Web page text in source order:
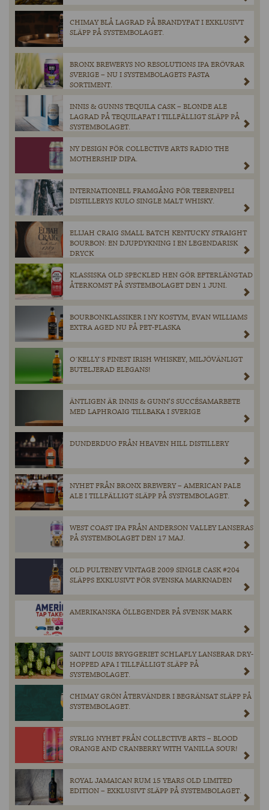
CHIMAY BLÅ LAGRAD PÅ BRANDYFAT I EXKLUSIVT
SLÄPP PÅ SYSTEMBOLAGET.
BRONX BREWERYS NO RESOLUTIONS IPA ERÖVRAR
SVERIGE – NU I SYSTEMBOLAGETS FASTA
SORTIMENT.
INNIS & GUNNS TEQUILA CASK – BLONDE ALE
LAGRAD PÅ TEQUILAFAT I TILLFÄLLIGT SLÄPP PÅ
SYSTEMBOLAGET.
NY DESIGN FÖR COLLECTIVE ARTS RADIO THE
MOTHERSHIP DIPA.
INTERNATIONELL FRAMGÅNG FÖR TEERENPELI
DISTILLERYS KULO SINGLE MALT WHISKY.
ELIJAH CRAIG SMALL BATCH KENTUCKY STRAIGHT
BOURBON: EN DJUPDYKNING I EN LEGENDARISK
DRYCK
KLASSISKA OLD SPECKLED HEN GÖR EFTERLÄNGTAD
ÅTERKOMST PÅ SYSTEMBOLAGET DEN 1 JUNI.
BOURBONKLASSIKER I NY KOSTYM, EVAN WILLIAMS
EXTRA AGED NU PÅ PET-FLASKA
O´KELLY´S FINEST IRISH WHISKEY, MILJÖVÄNLIGT
BUTELJERAD ELEGANS!
ÄNTLIGEN ÄR INNIS & GUNN’S SUCCÉSAMARBETE
MED LAPHROAIG TILLBAKA I SVERIGE
DUNDERDUO FRÅN HEAVEN HILL DISTILLERY
NYHET FRÅN BRONX BREWERY – AMERICAN PALE
ALE I TILLFÄLLIGT SLÄPP PÅ SYSTEMBOLAGET.
WEST COAST IPA FRÅN ANDERSON VALLEY LANSERAS
PÅ SYSTEMBOLAGET DEN 17 MAJ.
OLD PULTENEY VINTAGE 2009 SINGLE CASK #204
SLÄPPS EXKLUSIVT FÖR SVENSKA MARKNADEN
AMERIKANSKA ÖLLEGENDER PÅ SVENSK MARK
SAINT LOUIS BRYGGERIET SCHLAFLY LANSERAR DRY-
HOPPED APA I TILLFÄLLIGT SLÄPP PÅ
SYSTEMBOLAGET.
CHIMAY GRÖN ÅTERVÄNDER I BEGRÄNSAT SLÄPP PÅ
SYSTEMBOLAGET.
SYRLIG NYHET FRÅN COLLECTIVE ARTS – BLOOD
ORANGE AND CRANBERRY WITH VANILLA SOUR!
ROYAL JAMAICAN RUM 15 YEARS OLD LIMITED
EDITION – EXKLUSIVT SLÄPP PÅ SYSTEMBOLAGET.